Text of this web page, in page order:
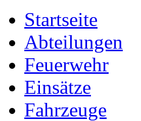
Startseite
Abteilungen
Feuerwehr
Einsätze
Fahrzeuge